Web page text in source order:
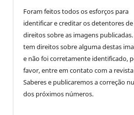
Foram feitos todos os esforços para
identificar e creditar os detentores de
direitos sobre as imagens publicadas.
tem direitos sobre alguma destas
e não foi corretamente identificado,
favor, entre em contato com a revista
Saberes e publicaremos a correção
dos próximos números.